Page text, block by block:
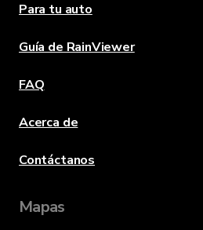
Para tu auto
Guía de RainViewer
FAQ
Acerca de
Contáctanos
Mapas